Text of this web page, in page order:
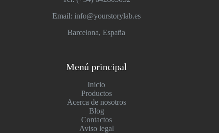
Email: info@yourstorylab.es
Barcelona, España
Menú principal
Inicio
Productos
Acerca de nosotros
Blog
Contactos
Aviso legal